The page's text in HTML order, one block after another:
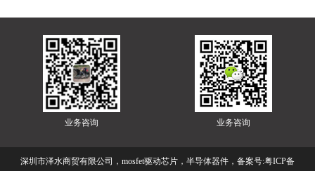
业务咨询 业务咨询
深圳市泽水商贸有限公司，mosfet驱动芯片，半导体器件，备案号:粤ICP备